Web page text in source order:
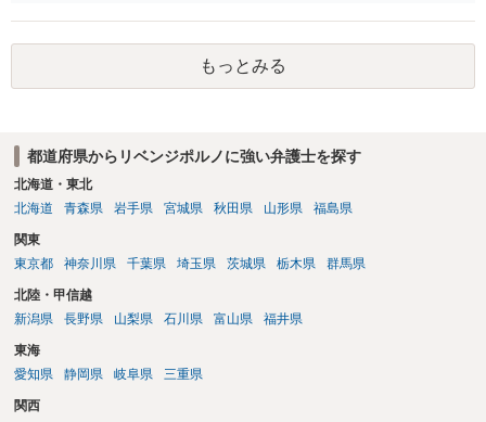
は珍しくない）、これも捜索差押を受けるおそれがあります
もっとみる
都道府県からリベンジポルノに強い弁護士を探す
北海道・東北
北海道
青森県 岩手県 宮城県 秋田県 山形県 福島県
関東
東京都
神奈川県 千葉県 埼玉県 茨城県 栃木県 群馬県
北陸・甲信越
新潟県
長野県 山梨県 石川県 富山県 福井県
東海
愛知県
静岡県 岐阜県 三重県
関西